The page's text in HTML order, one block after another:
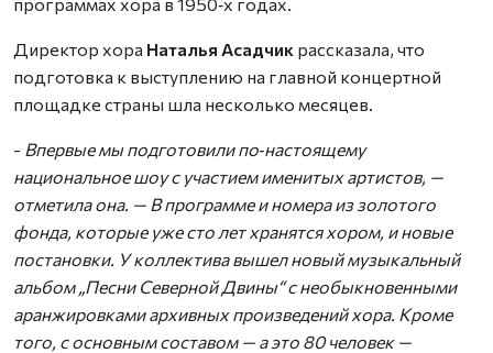
Директор хора Наталья Асадчик рассказала, что
подготовка к выступлению на главной концертной
площадке страны шла несколько месяцев.
- Впервые мы подготовили по‑настоящему
национальное шоу с участием именитых артистов, —
отметила она. — В программе и номера из золотого
фонда, которые уже сто лет хранятся хором, и новые
постановки. У коллектива вышел новый музыкальный
альбом „Песни Северной Двины“ с необыкновенными
аранжировками архивных произведений хора. Кроме
того, с основным составом — а это 80 человек —